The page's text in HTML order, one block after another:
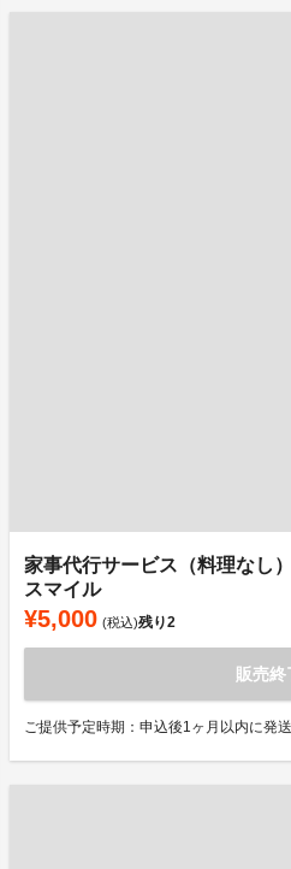
家事代行サービス（料理なし
スマイル
¥5,000 (税込)残り2
販売終
ご提供予定時期：申込後1ヶ月以内に発